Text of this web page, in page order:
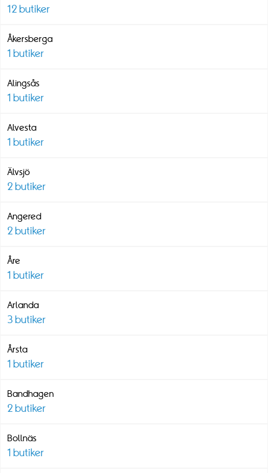
12 butiker
Åkersberga
1 butiker
Alingsås
1 butiker
Alvesta
1 butiker
Älvsjö
2 butiker
Angered
2 butiker
Åre
1 butiker
Arlanda
3 butiker
Årsta
1 butiker
Bandhagen
2 butiker
Bollnäs
1 butiker